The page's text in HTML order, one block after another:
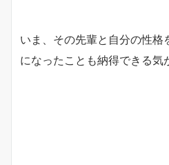
いま、その先輩と自分の性格
になったことも納得できる気